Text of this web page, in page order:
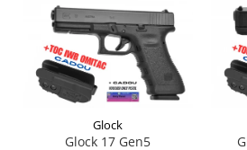
Glock
Glock 17 Gen5